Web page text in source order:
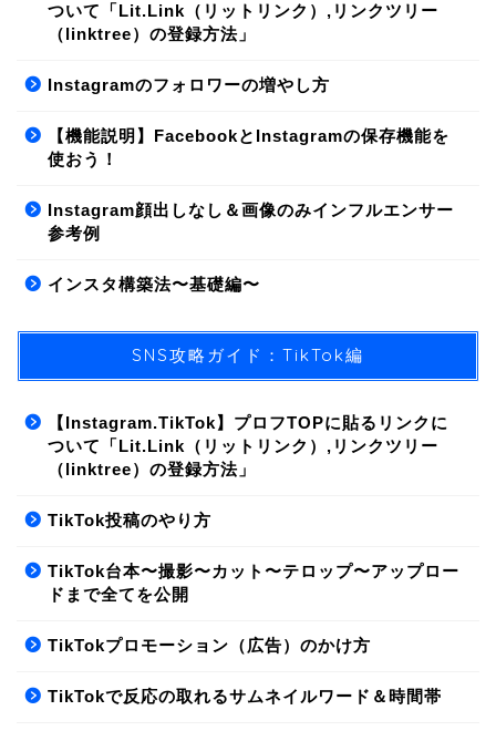
ついて「Lit.Link（リットリンク）,リンクツリー
（linktree）の登録方法」
Instagramのフォロワーの増やし方
【機能説明】FacebookとInstagramの保存機能を
使おう！
Instagram顔出しなし＆画像のみインフルエンサー
参考例
インスタ構築法〜基礎編〜
SNS攻略ガイド：TikTok編
【Instagram.TikTok】プロフTOPに貼るリンクに
ついて「Lit.Link（リットリンク）,リンクツリー
（linktree）の登録方法」
TikTok投稿のやり方
TikTok台本〜撮影〜カット〜テロップ〜アップロー
ドまで全てを公開
TikTokプロモーション（広告）のかけ方
TikTokで反応の取れるサムネイルワード＆時間帯
02.ライティング
04.LINE構築